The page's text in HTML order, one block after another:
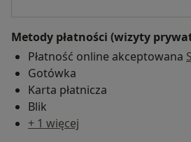
Metody płatności (wizyty
Płatność online akceptowana
Gotówka
Karta płatnicza
Blik
+ 1 więcej